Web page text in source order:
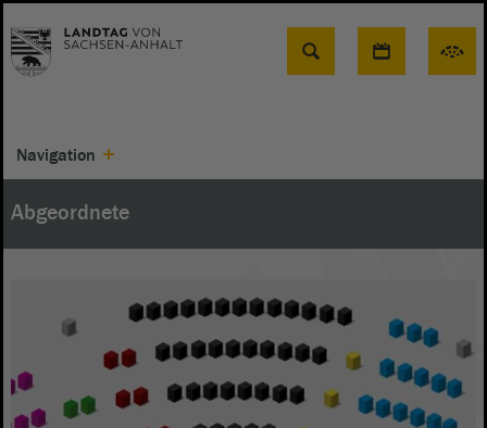
Suche
Navigation
Abgeordnete